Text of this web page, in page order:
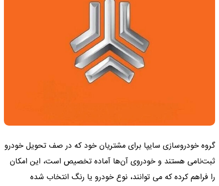
گروه خودروسازی سایپا برای مشتریان خود که در صف تحویل خودرو
ثبت‌نامی هستند و خودروی آن‌ها آماده تخصیص است، این امکان
را فراهم کرده که می توانند، نوع خودرو یا رنگ انتخاب شده